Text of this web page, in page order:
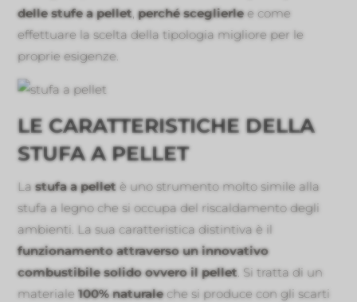
delle stufe a pellet,perché sceglierlee come
effettuare la scelta della tipologia migliore per le
proprie esigenze.
LE CARATTERISTICHE DELLA
STUFA A PELLET
Lastufa a pellet è uno strumento molto simile alla
stufa a legno che si occupa del riscaldamento degli
ambienti. La sua caratteristica distintiva è il
funzionamento attraverso un innovativo
combustibile solido ovvero il pellet. Si tratta di un
materiale100% naturaleche si produce con gli scarti